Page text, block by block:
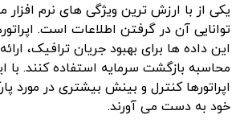
یکی از با ارزش ترین ویژگی های نرم افزار
توانایی آن در گرفتن اطلاعات است.
این داده ها برای بهبود جریان ترافیک،
محاسبه بازگشت سرمایه استفاده کنند. با
اپراتورها کنترل و بینش بیشتری در مورد
خود به دست می آورند.